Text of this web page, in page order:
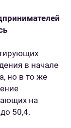
в начале
но в то же
на
50,4.